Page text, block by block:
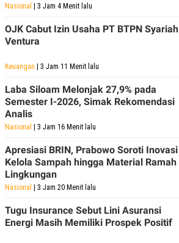
Nasional | 3 Jam 4 Menit lalu
OJK Cabut Izin Usaha PT BTPN Syariah
Ventura
Keuangan | 3 Jam 11 Menit lalu
Laba Siloam Melonjak 27,9% pada
Semester I-2026, Simak Rekomendasi
Analis
Nasional | 3 Jam 16 Menit lalu
Apresiasi BRIN, Prabowo Soroti Inovasi
Kelola Sampah hingga Material Ramah
Lingkungan
Nasional | 3 Jam 20 Menit lalu
Tugu Insurance Sebut Lini Asuransi
Energi Masih Memiliki Prospek Positif